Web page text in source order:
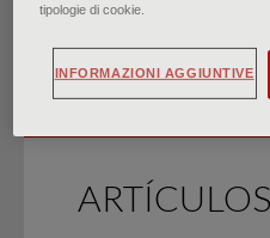
ARTÍCULOS
tipologie di cookie.
INFORMAZIONI AGGIUNTIVE